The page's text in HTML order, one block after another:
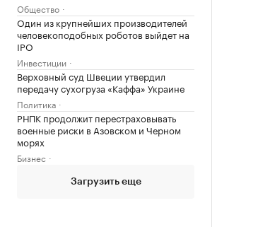
Общество
Один из крупнейших производителей
человекоподобных роботов выйдет на
IPO
Инвестиции
Верховный суд Швеции утвердил
передачу сухогруза «Каффа» Украине
Политика
РНПК продолжит перестраховывать
военные риски в Азовском и Черном
морях
Бизнес
Загрузить еще